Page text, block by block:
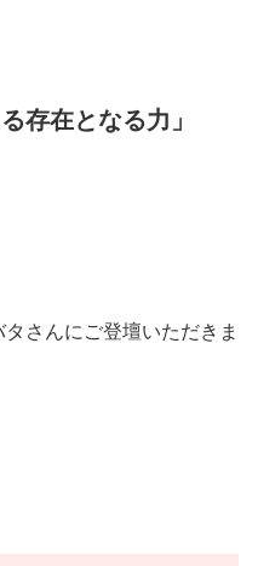
存在となる力」
さんにご登壇いただきま